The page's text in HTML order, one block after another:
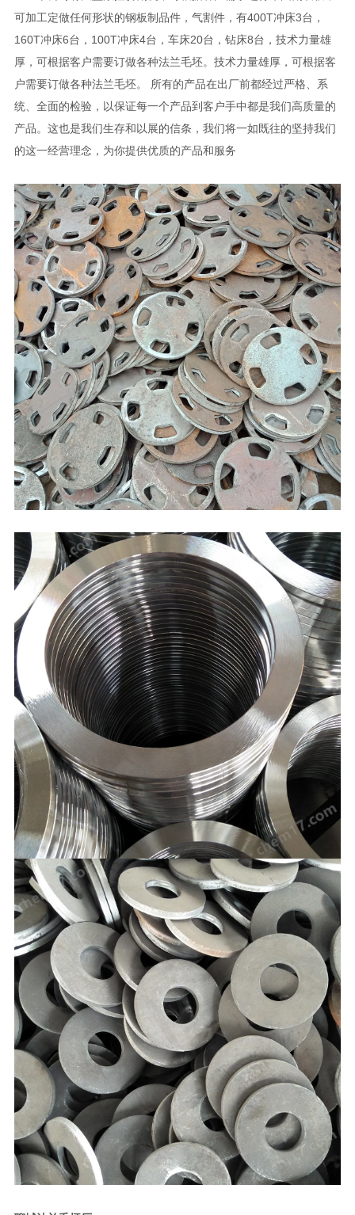
可加工定做任何形状的钢板制品件，气割件，有400T冲床3台，
160T冲床6台，100T冲床4台，车床20台，钻床8台，技术力量雄
厚，可根据客户需要订做各种法兰毛坯。技术力量雄厚，可根据客
户需要订做各种法兰毛坯。 所有的产品在出厂前都经过严格、系
统、全面的检验，以保证每一个产品到客户手中都是我们高质量的
产品。这也是我们生存和以展的信条，我们将一如既往的坚持我们
的这一经营理念，为你提供优质的产品和服务